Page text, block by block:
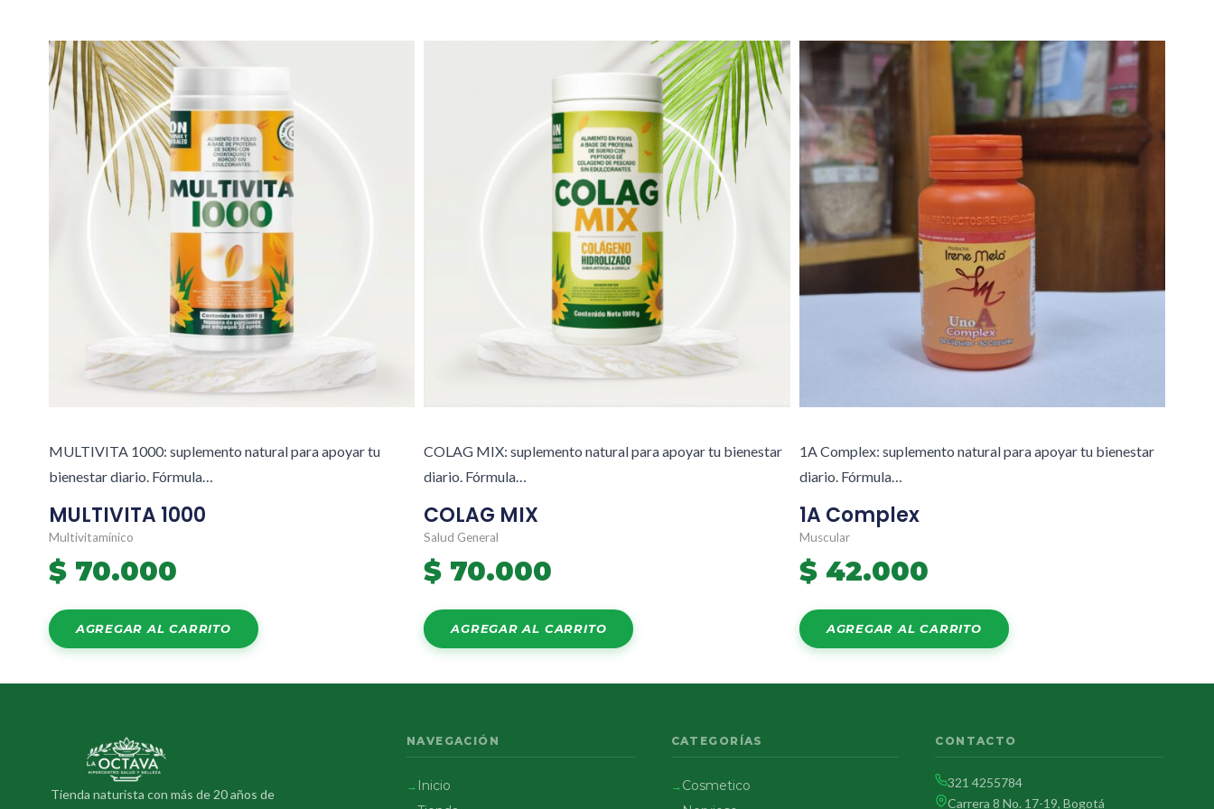
MULTIVITA 1000: suplemento natural para apoyar tu
bienestar diario. Fórmula…
MULTIVITA 1000
Multivitamínico
$70.000
AGREGAR AL CARRITO
COLAG MIX: suplemento natural para apoyar tu bienestar
diario. Fórmula…
COLAG MIX
Salud General
$ 70.000
AGREGAR AL CARRITO
1A Complex: suplemento natural para apoyar tu bienestar
diario. Fórmula…
1A Complex
Muscular
$42.000
AGREGAR AL CARRITO
Tienda naturista con más de 20 años de
NAVEGACIÓN
Inicio
CATEGORÍAS
Cosmetico
CONTACTO
321 4255784
Carrera 8 No. 17-19, Bogotá